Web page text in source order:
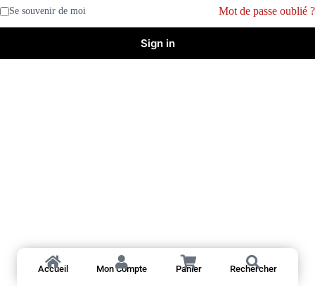
Se souvenir de moi Mot de passe oublié ?
Sign in
Accueil Mon Compte Panier Rechercher